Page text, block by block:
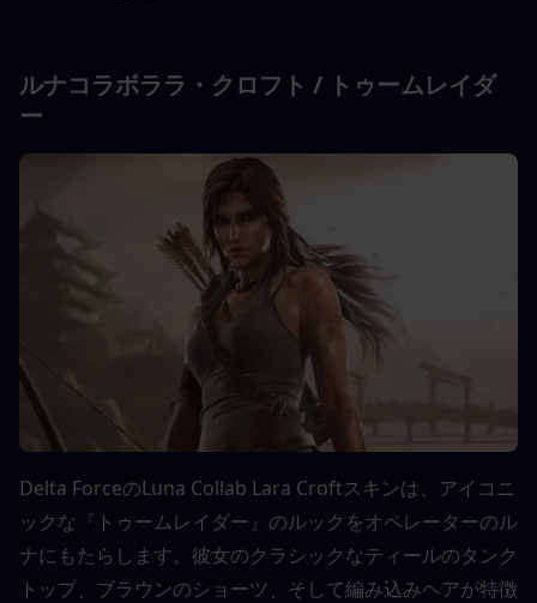
ルナコラボララ・クロフト / トゥームレイダ
ー
Delta ForceのLuna Collab Lara Croftスキンは、アイコニ
ックな『トゥームレイダー』のルックをオペレーターのル
ナにもたらします。彼女のクラシックなティールのタンク
トップ、ブラウンのショーツ、そして編み込みヘアが特徴